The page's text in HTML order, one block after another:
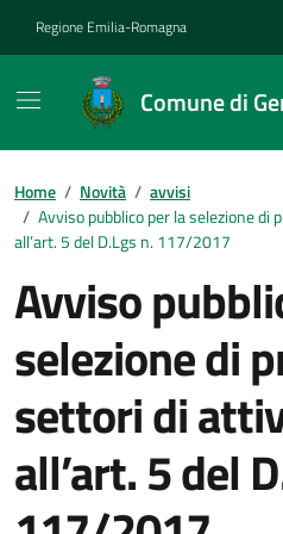
Regione Emilia-Romagna
Comune di
Contenuti in
Home / Novità / avvisi
/ Avviso pubblico per la selezione
all’art. 5 del D.Lgs n. 117/2017
Avviso
selezione di
settori di
all’art. 5 del